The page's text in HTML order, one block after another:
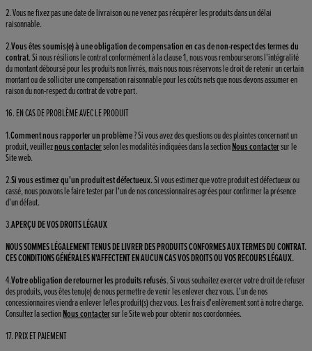
2. Vous ne fixez pas une date de livraison ou ne venez pas récupérer les produits dans un délai
raisonnable.
2.Vous êtes soumis(e) à une obligation de compensation en cas de non-respect des termes du
contrat. Si nous résilions le contrat conformément à la clause 1, nous vous rembourserons l'intégralité
du montant déboursé pour les produits non livrés, mais nous nous réservons le droit de retenir un certain
montant ou de solliciter une compensation raisonnable pour les coûts nets que nous devons assumer en
raison du non-respect du contrat de votre part.
16. EN CAS DE PROBLÈME AVEC LE PRODUIT
1.Comment nous rapporter un problème? Si vous avez des questions ou des plaintes concernant un
produit, veuilleznous contacterselon les modalités indiquées dans la sectionNous contactersur le
Site web.
2.Si vous estimez qu'un produit est défectueux.Si vous estimez que votre produit est défectueux ou
cassé, nous pouvons le faire tester par l'un de nos concessionnaires agrées pour confirmer la présence
d'un défaut.
3.APERÇU DE VOS DROITS LÉGAUX
NOUS SOMMES LÉGALEMENT TENUS DE LIVRER DES PRODUITS CONFORMES AUX TERMES DU CONTRAT.
CES CONDITIONS GÉNÉRALES N'AFFECTENT EN AUCUN CAS VOS DROITS OU VOS RECOURS LÉGAUX.
4.Votre obligation de retourner les produits refusés. Si vous souhaitez exercer votre droit de refuser
des produits, vous êtes tenu(e) de nous permettre de venir les enlever chez vous. L'un de nos
concessionnaires viendra enlever le/les produit(s) chez vous. Les frais d'enlèvement sont à notre charge.
Consultez la sectionNous contactersur le Site web pour obtenir nos coordonnées.
17. PRIX ET PAIEMENT